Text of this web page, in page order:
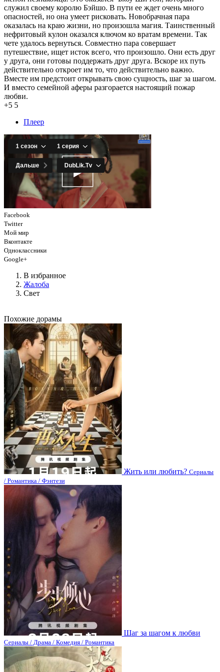
служил своему королю Бэйшо. В пути ее ждет очень много
опасностей, но она умеет рисковать. Новобрачная пара
оказалась на краю жизни, но произошла магия. Таинственный
нефритовый кулон оказался ключом ко вратам времени. Так
чете удалось вернуться. Совместно пара совершает
путешествие, ищет исток всего, что произошло. Они есть друг
у друга, они готовы поддержать друг друга. Вскоре их путь
действительно откроет им то, что действительно важно.
Вместе им предстоит открывать свою сущность, шаг за шагом.
И вместо семейной аферы разгорается настоящий пожар
любви.
+5 5
Плеер
Facebook
Twitter
Мой мир
Вконтакте
Одноклассники
Google+
В избранное
Жалоба
Свет
Похожие дорамы
Жить или любить? Сериалы
/ Романтика / Фэнтези
Шаг за шагом к любви
Сериалы / Драма / Комедия / Романтика